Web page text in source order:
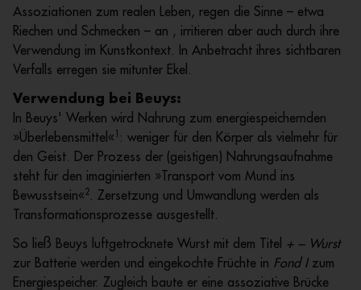
Assoziationen zum realen Leben, regen die Sinne – etwa
Riechen und Schmecken – an , irritieren aber auch durch ihre
Verwendung im Kunstkontext. In Anbetracht ihres sichtbaren
Verfalls erregen sie mitunter Ekel.
Verwendung bei Beuys:
In Beuys' Werken wird Nahrung zum energiespeichernden
»Überlebensmittel« : weniger für den Körper als vielmehr für
den Geist. Der Prozess der (geistigen) Nahrungsaufnahme
steht für den imaginierten »Transport vom Mund ins
Bewusstsein«2
. Zersetzung und Umwandlung werden als
Transformationsprozesse ausgestellt.
So ließ Beuys luftgetrocknete Wurst mit dem Titel
+ − Wurst
zur Batterie werden und eingekochte Früchte in Fond I zum
Energiespeicher. Zugleich baute er eine assoziative Brücke